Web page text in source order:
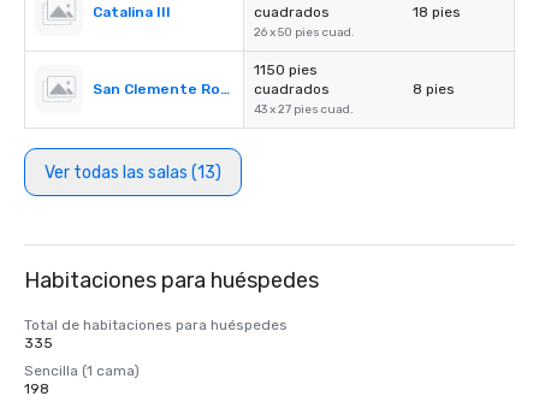
Catalina III
cuadrados
26 x 50 pies cuad.
18 pies
San Clemente Room
1150 pies
cuadrados
43 x 27 pies cuad.
8 pies
Ver todas las salas (13)
Habitaciones para huéspedes
Total de habitaciones para huéspedes
335
Sencilla (1 cama)
198